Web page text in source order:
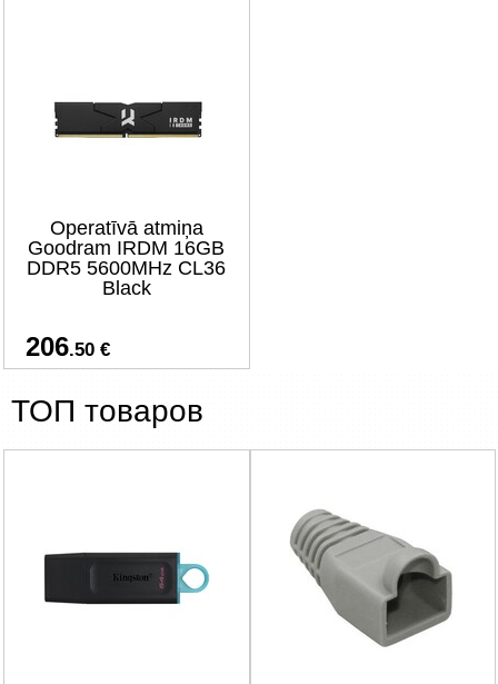
Operatīvā atmiņa
Goodram IRDM 16GB
DDR5 5600MHz CL36
Black
206.50 €
ТОП товаров